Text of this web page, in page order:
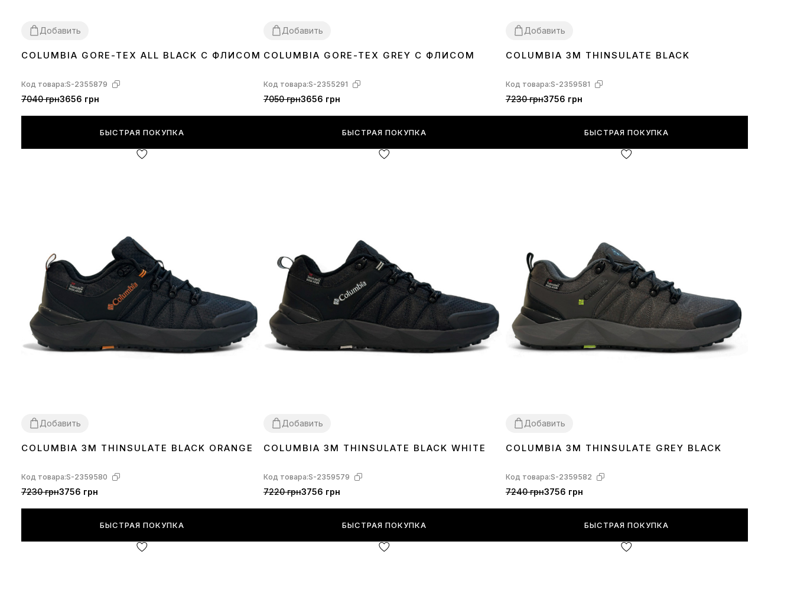
Добавить
41 45
COLUMBIA GORE-TEX ALL BLACK С ФЛИСОМ
Код товара:S-2355879
7040 грн3656 грн
БЫСТРАЯ ПОКУПКА
Добавить
4446
COLUMBIA GORE-TEX GREY С ФЛИСОМ
Код товара:S-2355291
7050 грн3656 грн
БЫСТРАЯ ПОКУПКА
Добавить
4344
COLUMBIA 3M THINSULATE BLACK
Код товара:S-2359581
7230 грн3756 грн
БЫСТРАЯ ПОКУПКА
Добавить
42
COLUMBIA 3M THINSULATE BLACK ORANGE
Код товара:S-2359580
7230 грн3756 грн
БЫСТРАЯ ПОКУПКА
Добавить
4446
COLUMBIA 3M THINSULATE BLACK WHITE
Код товара:S-2359579
7220 грн3756 грн
БЫСТРАЯ ПОКУПКА
Добавить
41 434445 46
COLUMBIA 3M THINSULATE GREY BLACK
Код товара:S-2359582
7240 грн3756 грн
БЫСТРАЯ ПОКУПКА